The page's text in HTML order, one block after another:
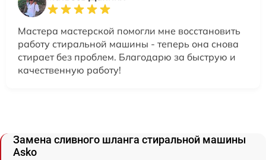
Мастера мастерской помогли мне восстановить
работу стиральной машины - теперь она снова
стирает без проблем. Благодарю за быструю и
качественную работу!
Замена сливного шланга стиральной машины
Asko